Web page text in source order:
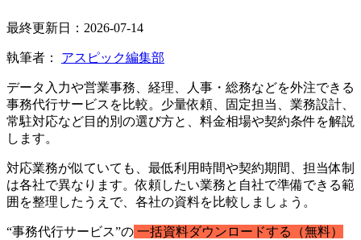
最終更新日：2026-07-14
執筆者： アスピック編集部
データ入力や営業事務、経理、人事・総務などを外注できる
事務代行サービスを比較。少量依頼、固定担当、業務設計、
常駐対応など目的別の選び方と、料金相場や契約条件を解説
します。
対応業務が似ていても、最低利用時間や契約期間、担当体制
は各社で異なります。依頼したい業務と自社で準備できる範
囲を整理したうえで、各社の資料を比較しましょう。
“事務代行サービス”の 一括資料ダウンロードする（無料）